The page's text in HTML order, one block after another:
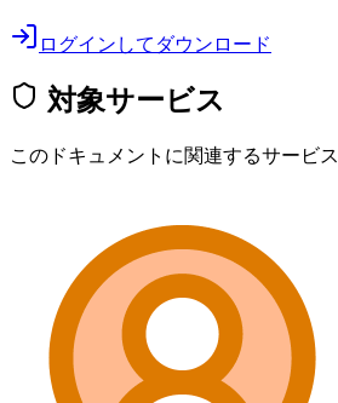
ログインしてダウンロード
対象サービス
このドキュメントに関連するサービス